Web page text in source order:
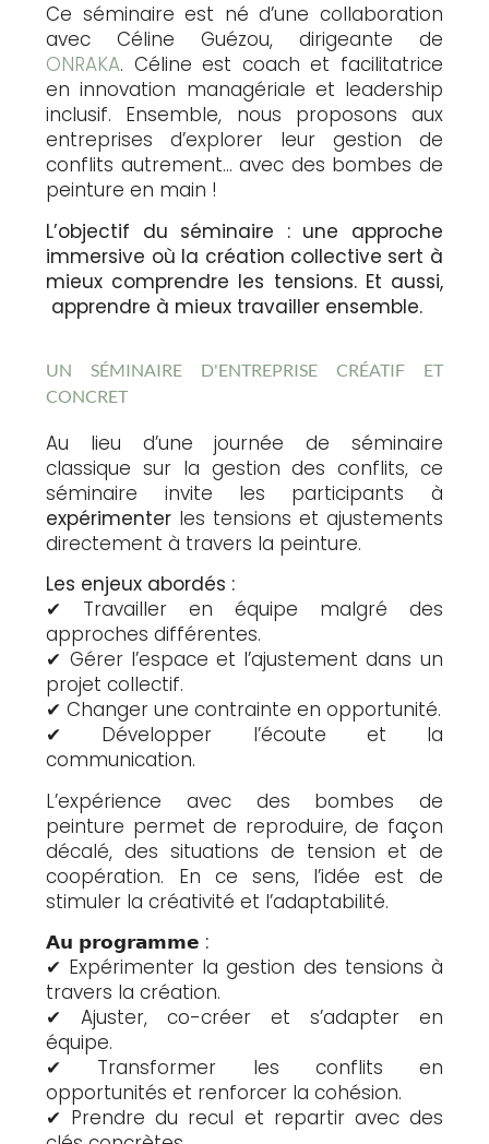
Ce séminaire est né d’une collaboration
avec Céline Guézou, dirigeante de
ONRAKA. Céline est coach et facilitatrice
en innovation managériale et leadership
inclusif. Ensemble, nous proposons aux
entreprises d’explorer leur gestion de
conflits autrement… avec des bombes de
peinture en main !
L’objectif du séminaire : une approche
immersive où la création collective sert à
mieux comprendre les tensions. Et aussi,
apprendre à mieux travailler ensemble.
UN SÉMINAIRE D'ENTREPRISE CRÉATIF ET
CONCRET
Au lieu d’une journée de séminaire
classique sur la gestion des conflits, ce
séminaire invite les participants à
expérimenter les tensions et ajustements
directement à travers la peinture.
Les enjeux abordés :
✔ Travailler en équipe malgré des
approches différentes.
✔ Gérer l’espace et l’ajustement dans un
projet collectif.
✔ Changer une contrainte en opportunité.
✔ Développer l’écoute et la
communication.
L’expérience avec des bombes de
peinture permet de reproduire, de façon
décalé, des situations de tension et de
coopération. En ce sens, l’idée est de
stimuler la créativité et l’adaptabilité.
𝗔𝘂 𝗽𝗿𝗼𝗴𝗿𝗮𝗺𝗺𝗲 :
✔ Expérimenter la gestion des tensions à
travers la création.
✔ Ajuster, co-créer et s’adapter en
équipe.
✔ Transformer les conflits en
opportunités et renforcer la cohésion.
✔ Prendre du recul et repartir avec des